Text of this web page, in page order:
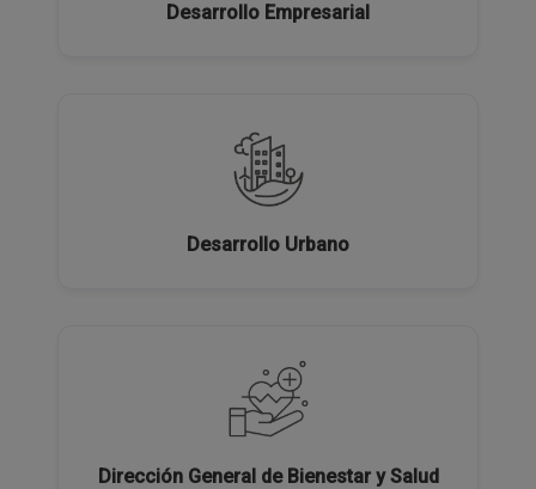
Desarrollo Empresarial
Desarrollo Urbano
Dirección General de Bienestar y Salud